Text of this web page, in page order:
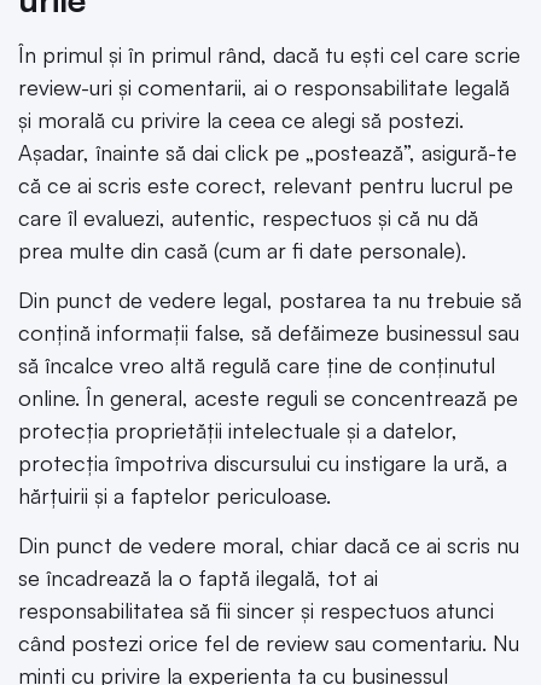
În primul și în primul rând, dacă tu ești cel care scrie
review-uri și comentarii, ai o responsabilitate legală
și morală cu privire la ceea ce alegi să postezi.
Așadar, înainte să dai click pe „postează”, asigură-te
că ce ai scris este corect, relevant pentru lucrul pe
care îl evaluezi, autentic, respectuos și că nu dă
prea multe din casă (cum ar fi date personale).
Din punct de vedere legal, postarea ta nu trebuie să
conțină informații false, să defăimeze businessul sau
să încalce vreo altă regulă care ține de conținutul
online. În general, aceste reguli se concentrează pe
protecția proprietății intelectuale și a datelor,
protecția împotriva discursului cu instigare la ură, a
hărțuirii și a faptelor periculoase.
Din punct de vedere moral, chiar dacă ce ai scris nu
se încadrează la o faptă ilegală, tot ai
responsabilitatea să fii sincer și respectuos atunci
când postezi orice fel de review sau comentariu. Nu
minți cu privire la experiența ta cu businessul